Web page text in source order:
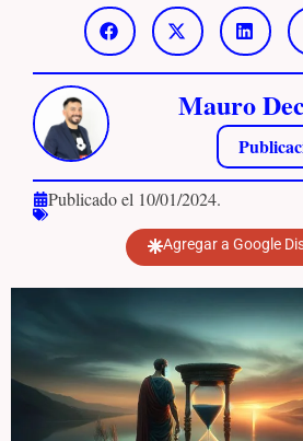
Mauro
Publicado el 10/01/2024.
Agregar a Google